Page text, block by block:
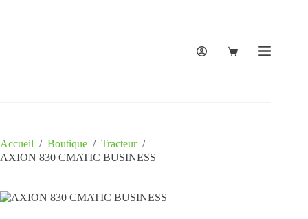
Accueil / Boutique / Tracteur /
AXION 830 CMATIC BUSINESS